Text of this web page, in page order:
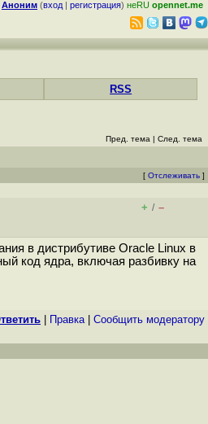
Аноним (вход | регистрация) неRU opennet.me
RSS
Пред. тема | След. тема
[ Отслеживать ]
+ / –
в дистрибутиве Oracle Linux в
код ядра, включая разбивку на
Правка| Cообщить модератору